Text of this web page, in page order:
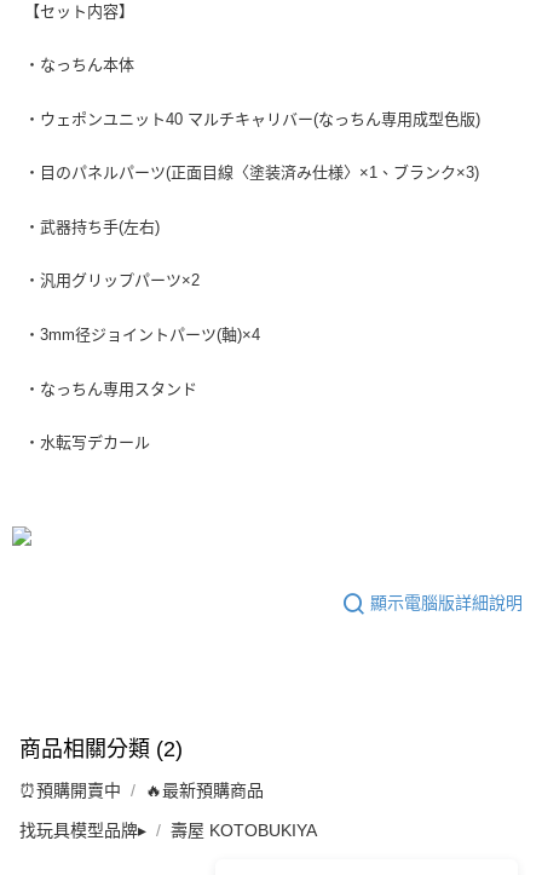
【セット内容】
・なっちん本体
・ウェポンユニット40 マルチキャリバー(なっちん専用成型色版)
・目のパネルパーツ(正面目線〈塗装済み仕様〉×1、ブランク×3)
・武器持ち手(左右)
・汎用グリップパーツ×2
・3mm径ジョイントパーツ(軸)×4
・なっちん専用スタンド
・水転写デカール
顯示電腦版詳細說明
商品相關分類 (2)
⏰預購開賣中 🔥最新預購商品
找玩具模型品牌▸ 壽屋 KOTOBUKIYA